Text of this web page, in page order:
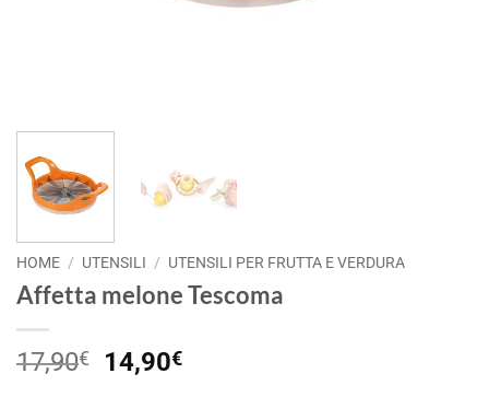
HOME / UTENSILI / UTENSILI PER FRUTTA E VERDURA
Affetta melone Tescoma
17,90€
Il
14,90€Il